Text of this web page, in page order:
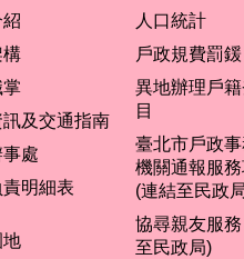
構
掌
及交通指南
處
明細表
地
人口統計
戶政規費罰鍰
異地辦理戶
目
臺北市戶政
機關通報服
(連結至民政
協尋親友服
至民政局)